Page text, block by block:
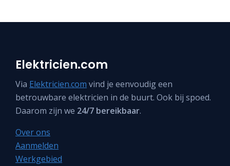
Elektricien.com
Via Elektricien.com vind je eenvoudig een
betrouwbare elektricien in de buurt. Ook bij spoed.
Daarom zijn we 24/7 bereikbaar.
Over ons
Aanmelden
Werkgebied